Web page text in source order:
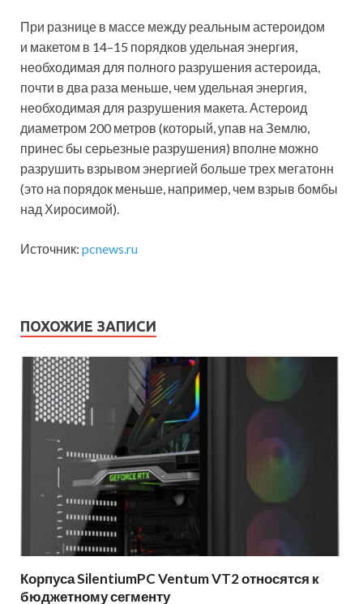
При разнице в массе между реальным астероидом
и макетом в 14–15 порядков удельная энергия,
необходимая для полного разрушения астероида,
почти в два раза меньше, чем удельная энергия,
необходимая для разрушения макета. Астероид
диаметром 200 метров (который, упав на Землю,
принес бы серьезные разрушения) вполне можно
разрушить взрывом энергией больше трех мегатонн
(это на порядок меньше, например, чем взрыв бомбы
над Хиросимой).
Источник: pcnews.ru
ПОХОЖИЕ ЗАПИСИ
Корпуса SilentiumPC Ventum VT2 относятся к
бюджетному сегменту